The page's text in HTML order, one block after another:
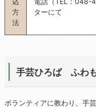
方
法
ターにて
手芸ひろば ふわ
ボランティアに教わり、手